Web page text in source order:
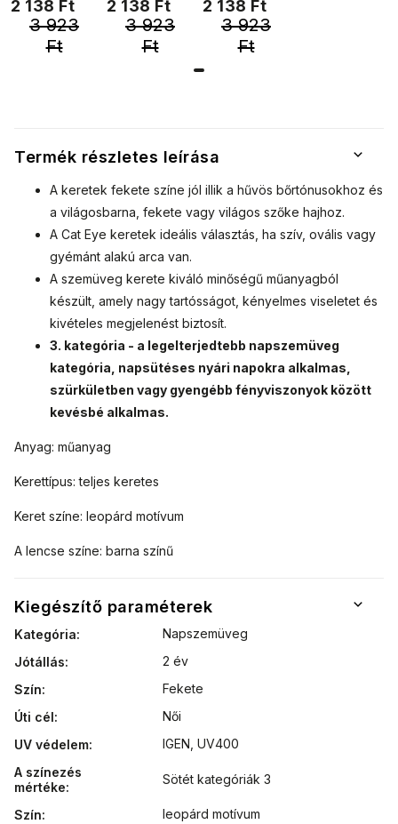
Termék részletes leírása
A keretek fekete színe jól illik a hűvös bőrtónusokhoz és
a világosbarna, fekete vagy világos szőke hajhoz.
A Cat Eye keretek ideális választás, ha szív, ovális vagy
gyémánt alakú arca van.
A szemüveg kerete kiváló minőségű műanyagból
készült, amely nagy tartósságot, kényelmes viseletet és
kivételes megjelenést biztosít.
3. kategória - a legelterjedtebb napszemüveg
kategória, napsütéses nyári napokra alkalmas,
szürkületben vagy gyengébb fényviszonyok között
kevésbé alkalmas.
Anyag: műanyag
Kerettípus: teljes keretes
Keret színe: leopárd motívum
A lencse színe: barna színű
Kiegészítő paraméterek
Kategória:
Napszemüveg
Jótállás:
2 év
Szín:
Fekete
Úti cél:
Női
UV védelem:
IGEN, UV400
A színezés
mértéke:
Sötét kategóriák 3
Szín:
leopárd motívum
9001399-84
3 923
Ft
2 138 Ft
finoman
szokatlan és
időtlenül
önbizalmához.
színezett
lencsével
9001399-87
3 923
Ft
2 138 Ft
finoman
szokatlan és
időtlenül
önbizalmához.
rózsaszín
keretvégek
9001399-86
3 923
Ft
2 138 Ft
finoman
szokatlan és
időtlenül
napszemüveg.
önbizalmához.